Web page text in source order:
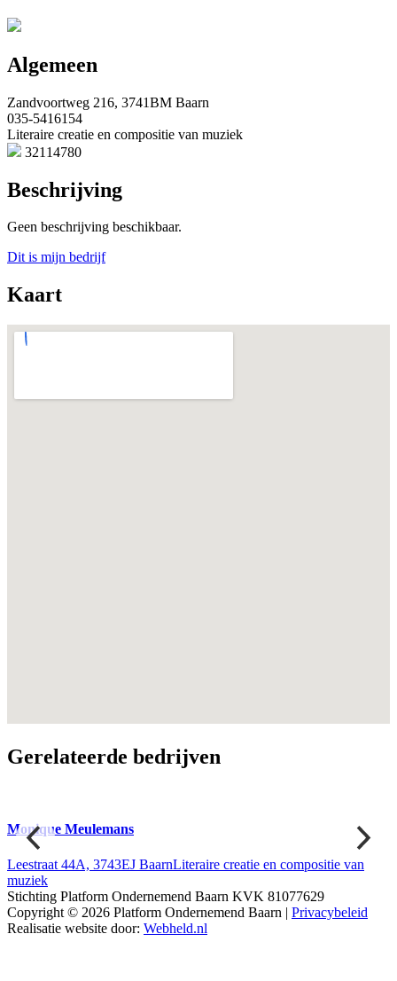
Algemeen
Zandvoortweg 216, 3741BM Baarn
035-5416154
Literaire creatie en compositie van muziek
32114780
Beschrijving
Geen beschrijving beschikbaar.
Dit is mijn bedrijf
Kaart
Gerelateerde bedrijven
Monique Meulemans
Leestraat 44A, 3743EJ BaarnLiteraire creatie en compositie van
muziek
Stichting Platform Ondernemend Baarn KVK 81077629
Copyright © 2026 Platform Ondernemend Baarn | Privacybeleid
Realisatie website door: Webheld.nl